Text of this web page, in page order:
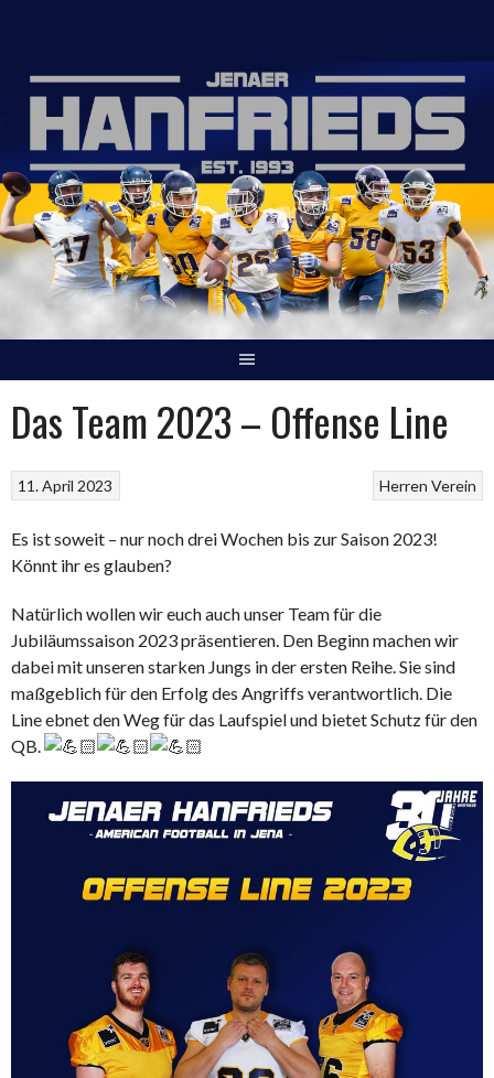
Das Team 2023 – Offense Line
Herren Verein
11. April 2023
Es ist soweit – nur noch drei Wochen bis zur Saison 2023!
Könnt ihr es glauben?
Natürlich wollen wir euch auch unser Team für die
Jubiläumssaison 2023 präsentieren. Den Beginn machen wir
dabei mit unseren starken Jungs in der ersten Reihe. Sie sind
maßgeblich für den Erfolg des Angriffs verantwortlich. Die
Line ebnet den Weg für das Laufspiel und bietet Schutz für den
QB.